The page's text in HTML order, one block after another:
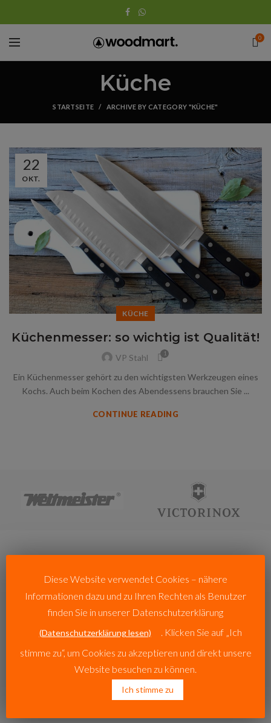
0
Küche
STARTSEITE ARCHIVE BY CATEGORY "KÜCHE"
22
OKT.
KÜCHE
Küchenmesser: so wichtig ist Qualität!
VP Stahl 1
Ein Küchenmesser gehört zu den wichtigsten Werkzeugen eines
Kochs. Auch beim Kochen des Abendessens brauchen Sie ...
CONTINUE READING
Diese Website verwendet Cookies – nähere
Informationen dazu und zu Ihren Rechten als Benutzer
finden Sie in unserer Datenschutzerklärung
(Datenschutzerklärung lesen)
. Klicken Sie auf „Ich
stimme zu“, um Cookies zu akzeptieren und direkt unsere
Website besuchen zu können.
Ich stimme zu